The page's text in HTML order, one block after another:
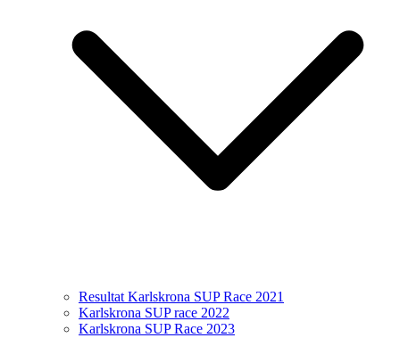
Resultat Karlskrona SUP Race 2021
Karlskrona SUP race 2022
Karlskrona SUP Race 2023